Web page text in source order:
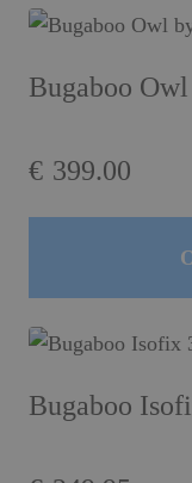
Bugaboo
€ 399.00
Bugaboo